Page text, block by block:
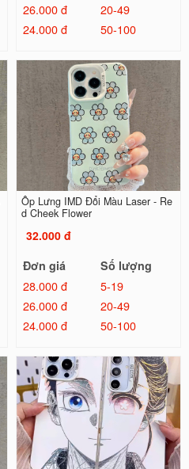
26.000 đ
20-49
24.000 đ
50-100
Ốp Lưng IMD Đổi Màu Laser - Re
d Cheek Flower
32.000 đ
Đơn giá
Số lượng
28.000 đ
5-19
26.000 đ
20-49
24.000 đ
50-100